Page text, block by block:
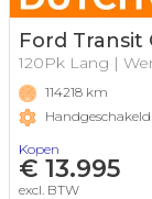
Ford Transit
120Pk Lang |
114218 km
Handgeschakeld
Kopen
€ 13.995
excl. BTW